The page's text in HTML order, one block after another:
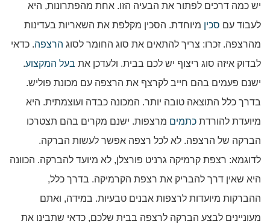
יש כמה דרכים לפתור את הבעיה הזו. אחת מהפתרונות, היא
לעבוד עם סכין מיוחדת. הסכין מקלפת את השאריות בעדינות
מהרצפה. זכרו: צריך להתאים את סוג החומר לסוג הרצפה. כדאי
לבדוק איזה סוג ריצוף יש לכם בבית. ולעדכן את בעל המקצוע.
ישנם פעמים בהם חייב לקרצף את הרצפה עם מכונת פוליש.
בדרך כלל התוצאה טובה יותר. המכונה כבדה ועוצמתית. היא
מיועדת להורדת כתמים מרצפות. ישנם מקרים בהם תצטרכו
הברקה של הרצפה. לא לכל רצפה אפשר לעשות הברקה.
לדוגמא: רצפת קרמיקה גרניט פורצלן, לא מיועד להברקה. הכוונה
היא שאין דרך להבריק את רצפת הקרמיקה. בדרך כלל,
ההברקות מיועדות לרצפות אבנים טבעיות. במידה, ואתם
מעוניינים לבצע הברקה לרצפה בבית שלכם, כדאי שתבינו את